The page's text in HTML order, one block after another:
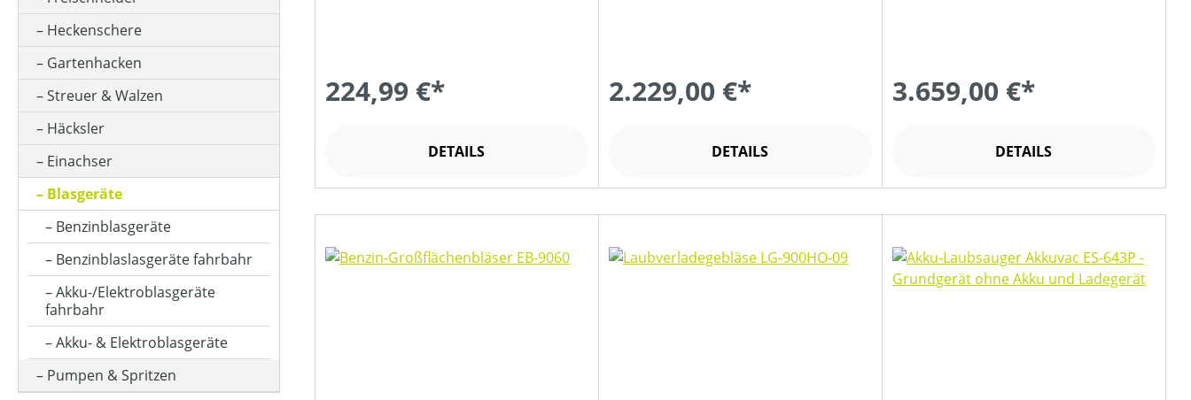
GESCHWINDIGKEIT MAX (IN KM/H)
HUBRAUM (IN CM³)
KLASSIFIZIERUNG
LUFTGESCHWINDIGKEIT (IN M/S)
LUFTVOLUMEN (IN M³/H)
MOTORLEISTUNG (IN PS)
Heckenschere
Gartenhacken
Streuer & Walzen
Häcksler
Einachser
Blasgeräte
Benzinblasgeräte
Benzinblaslasgeräte fahrbahr
Akku-/Elektroblasgeräte
fahrbahr
Akku- & Elektroblasgeräte
Pumpen & Spritzen
224,99 €*
DETAILS
2.229,00 €*
DETAILS
3.659,00 €*
DETAILS